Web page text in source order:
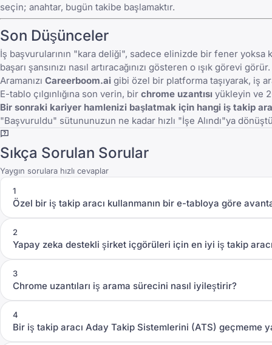
seçin; anahtar, bugün takibe başlamaktır.
Son Düşünceler
İş başvurularının "kara deliği", sadece elinizde bir fener
başarı şansınızı nasıl artıracağınızı gösteren o ışık görevi görür.
Aramanızı Careerboom.ai gibi özel bir platforma taşıyarak, iş
E-tablo çılgınlığına son verin, bir chrome uzantısı yükleyin ve
Bir sonraki kariyer hamlenizi başlatmak için hangi iş takip
"Başvuruldu" sütununuzun ne kadar hızlı "İşe Alındı"ya
Sıkça Sorulan Sorular
Yaygın sorulara hızlı cevaplar
1
Özel bir iş takip aracı kullanmanın bir e-tabloya göre
2
Yapay zeka destekli şirket içgörüleri için en iyi iş takip
3
Chrome uzantıları iş arama sürecini nasıl iyileştirir?
4
Bir iş takip aracı Aday Takip Sistemlerini (ATS) geçmeme